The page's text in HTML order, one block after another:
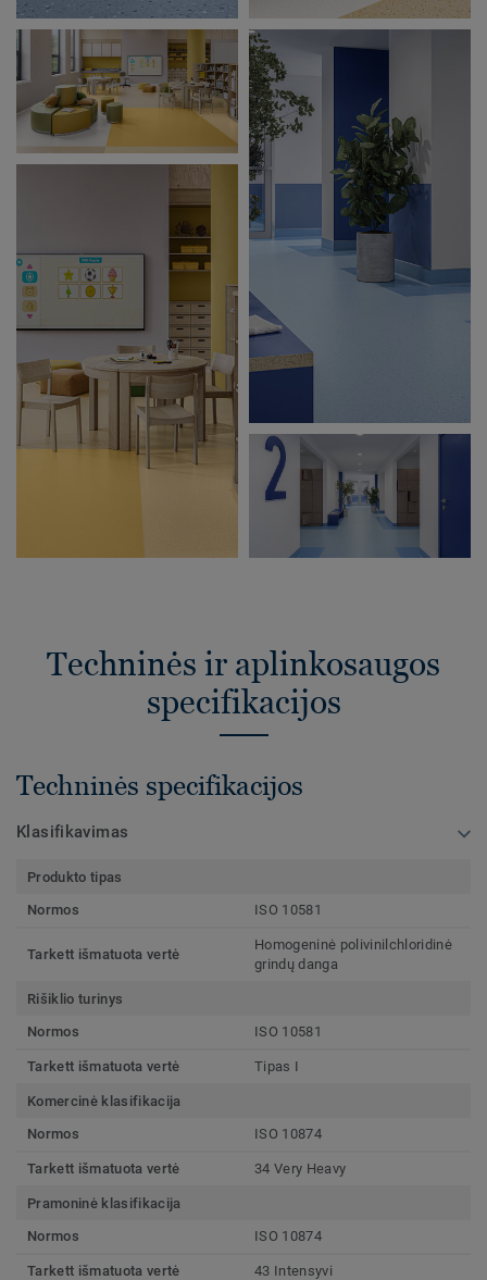
Techninės ir aplinkosaugos
specifikacijos
Techninės specifikacijos
Klasifikavimas
Produkto tipas
Normos
ISO 10581
Tarkett išmatuota vertė
Homogeninė polivinilchloridinė
grindų danga
Rišiklio turinys
Normos
ISO 10581
Tarkett išmatuota vertė Tipas I
Komercinė klasifikacija
Normos
ISO 10874
Tarkett išmatuota vertė 34 Very Heavy
Pramoninė klasifikacija
Normos
ISO 10874
Tarkett išmatuota vertė 43 Intensyvi